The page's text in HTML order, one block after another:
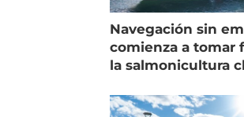
Navegación sin
comienza a tomar
la salmonicultura